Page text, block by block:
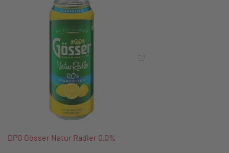
DPG Gösser Natur Radler 0.0%